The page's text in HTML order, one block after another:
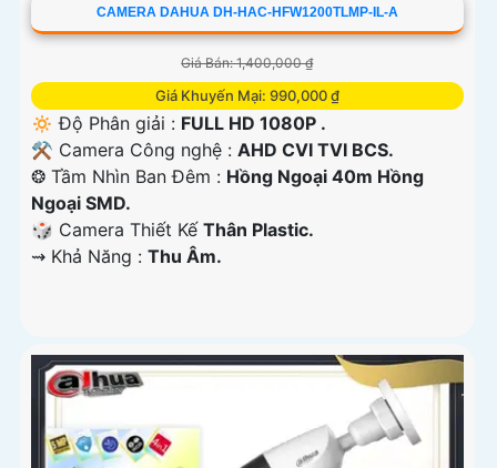
CAMERA DAHUA DH-HAC-HFW1200TLMP-IL-A
Giá Bán: 1,400,000 ₫
Giá Khuyến Mại: 990,000 ₫
🔅 Độ Phân giải : FULL HD 1080P .
⚒ Camera Công nghệ : AHD CVI TVI BCS.
❂ Tầm Nhìn Ban Đêm : Hồng Ngoại 40m Hồng
Ngoại SMD.
🎲 Camera Thiết Kế Thân Plastic.
️⇝ Khả Năng : Thu Âm.